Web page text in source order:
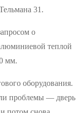
31.
о
теплой
мм.
оборудования.
проблемы — дверь